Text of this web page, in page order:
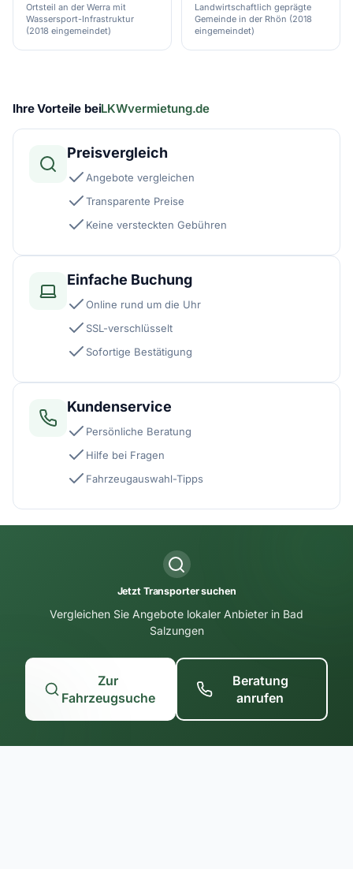
Ortsteil an der Werra mit
Wassersport-Infrastruktur
(2018 eingemeindet)
Landwirtschaftlich geprägte
Gemeinde in der Rhön (2018
eingemeindet)
Ihre Vorteile beiLKWvermietung.de
Preisvergleich
Angebote vergleichen
Transparente Preise
Keine versteckten Gebühren
Einfache Buchung
Online rund um die Uhr
SSL-verschlüsselt
Sofortige Bestätigung
Kundenservice
Persönliche Beratung
Hilfe bei Fragen
Fahrzeugauswahl-Tipps
Jetzt Transporter suchen
Vergleichen Sie Angebote lokaler Anbieter in Bad
Salzungen
Zur
Fahrzeugsuche
Beratung
anrufen